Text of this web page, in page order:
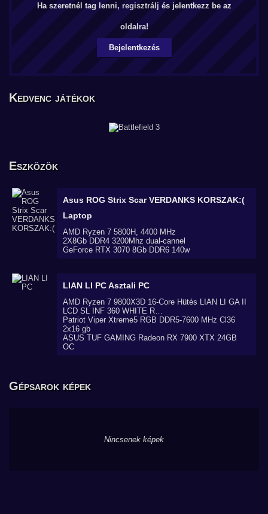
Ha szeretnél tag lenni, regisztrálj és jelentkezz be az
oldalra!
Bejelentkezés
Kedvenc játékok
Eszközök
Asus ROG Strix Scar VERDANKS KORSZAK:(
Laptop
AMD Ryzen 7 5800H, 4400 MHz
2X8Gb DDR4 3200Mhz dual-cannel
GeForce RTX 3070 8Gb DDR6 140w
LIAN LI PCAsztali PC
AMD Ryzen 7 9800X3D 16-Core Hütés LIAN LI GA II
LCD SL INF 360 WHITE R…
Patriot Viper Xtreme5 RGB DDR5-7600 MHz Cl36
2x16 gb
ASUS TUF GAMING Radeon RX 7900 XTX 24GB
OC
Gépsarok képek
Nincsenek képek